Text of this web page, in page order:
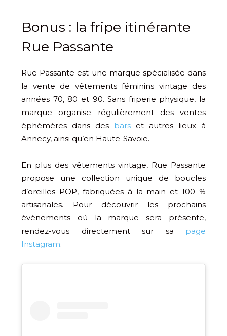
Bonus : la fripe itinérante
Rue Passante
Rue Passante est une marque spécialisée dans
la vente de vêtements féminins vintage des
années 70, 80 et 90. Sans friperie physique, la
marque organise régulièrement des ventes
éphémères dans des bars et autres lieux à
Annecy, ainsi qu’en Haute-Savoie.
En plus des vêtements vintage, Rue Passante
propose une collection unique de boucles
d’oreilles POP, fabriquées à la main et 100 %
artisanales. Pour découvrir les prochains
événements où la marque sera présente,
rendez-vous directement sur sa page
Instagram.